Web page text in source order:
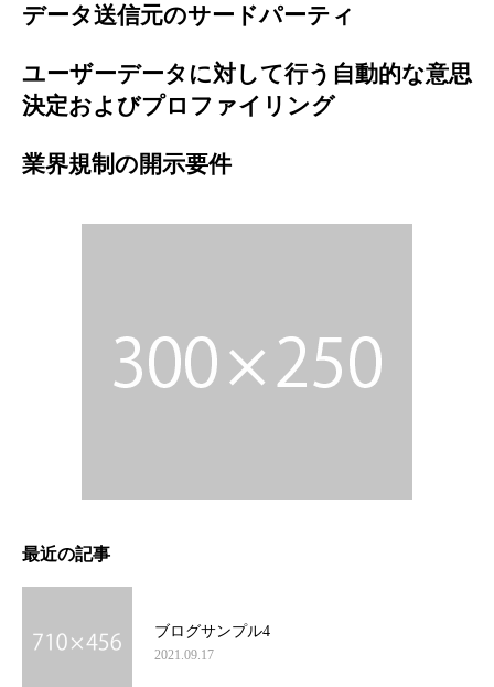
データ送信元のサードパーティ
ユーザーデータに対して行う自動的な意思
決定およびプロファイリング
業界規制の開示要件
最近の記事
ブログサンプル4
2021.09.17